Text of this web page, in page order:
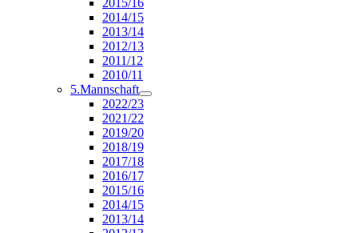
2015/16
2014/15
2013/14
2012/13
2011/12
2010/11
5.Mannschaft
2022/23
2021/22
2019/20
2018/19
2017/18
2016/17
2015/16
2014/15
2013/14